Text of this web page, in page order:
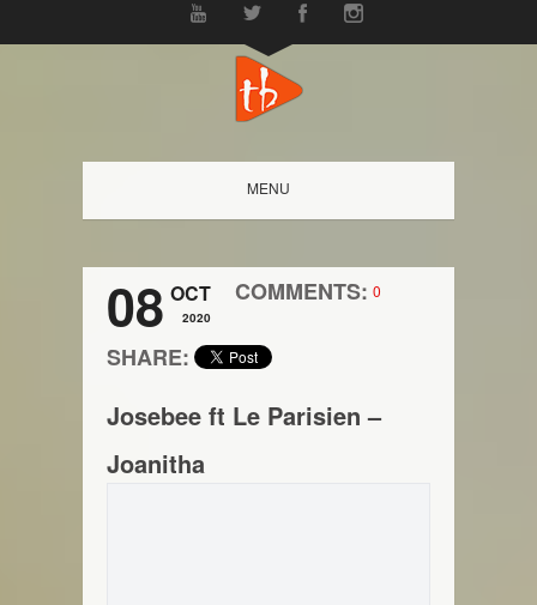
MENU
08 OCT
2020
COMMENTS: 0
SHARE:
Josebee ft Le Parisien –
Joanitha